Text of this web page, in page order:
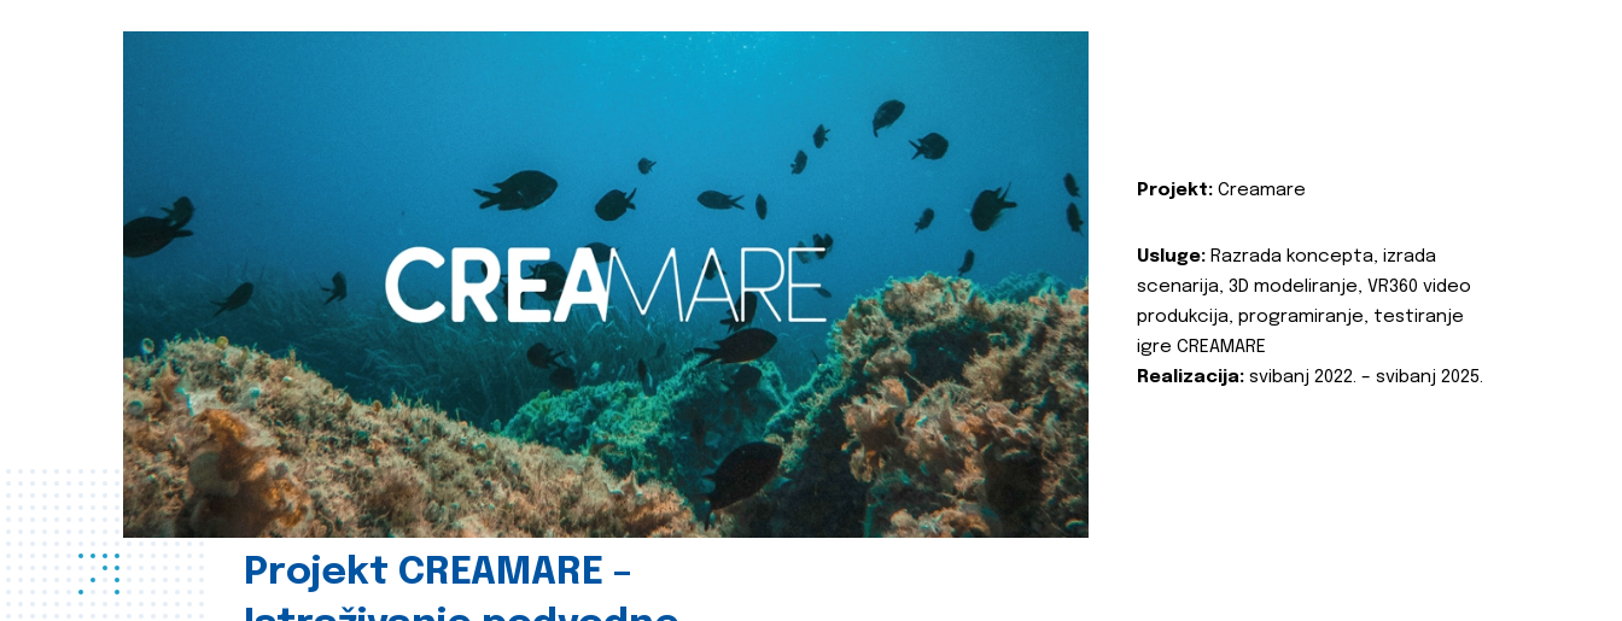
Projekt CREAMARE –
Projekt: Creamare
Usluge: Razrada koncepta, izrada
scenarija, 3D modeliranje, VR360 video
produkcija, programiranje, testiranje
igre CREAMARE
Realizacija: svibanj 2022. – svibanj 2025.